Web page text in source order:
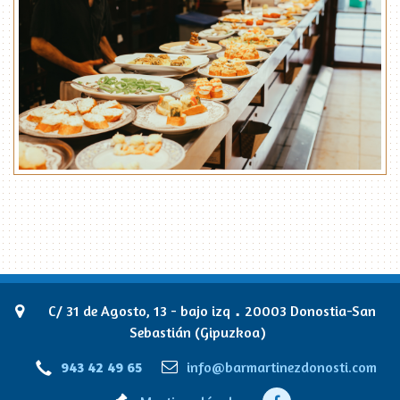
C/ 31 de Agosto, 13 - bajo izq . 20003 Donostia-San
Sebastián (Gipuzkoa)
943 42 49 65
info@barmartinezdonosti.com